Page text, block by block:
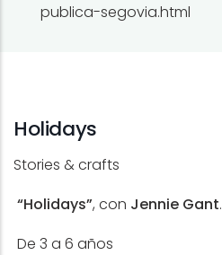
publica-segovia.html
Holidays
Stories & crafts
“Holidays”, con Jennie Gant.
De 3 a 6 años